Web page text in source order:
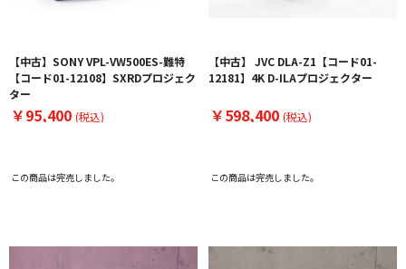
【中古】SONY VPL-VW500ES-難特
【コード01-12108】SXRDプロジェク
ター
￥95,400 (税込)
この商品は完売しました。
【中古】 JVC DLA-Z1【コード01-
12181】4K D-ILAプロジェクター
￥598,400 (税込)
この商品は完売しました。